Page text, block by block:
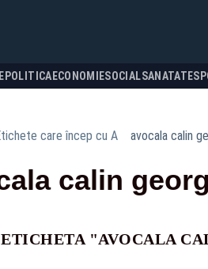
POLITICA ECONOMIESOCIALSANATATE
care încep cu A avocala calin
calin
"AVOCALA